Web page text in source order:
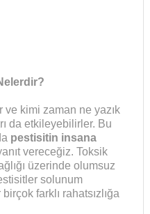
kimi zaman ne yazık
da etkileyebilirler. Bu
pestisitin insana
vereceğiz. Toksik
üzerinde olumsuz
solunum
farklı rahatsızlığa